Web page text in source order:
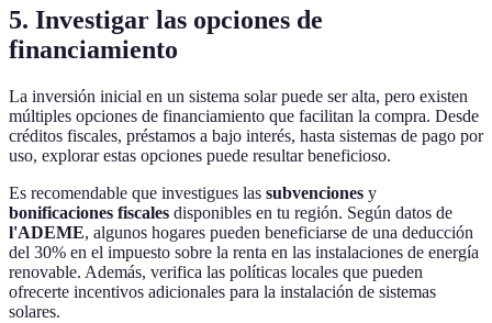
5. Investigar las opciones de
financiamiento
La inversión inicial en un sistema solar puede ser alta, pero existen
múltiples opciones de financiamiento que facilitan la compra. Desde
créditos fiscales, préstamos a bajo interés, hasta sistemas de pago por
uso, explorar estas opciones puede resultar beneficioso.
Es recomendable que investigues las subvenciones y
bonificaciones fiscales disponibles en tu región. Según datos de
l'ADEME, algunos hogares pueden beneficiarse de una deducción
del 30% en el impuesto sobre la renta en las instalaciones de energía
renovable. Además, verifica las políticas locales que pueden
ofrecerte incentivos adicionales para la instalación de sistemas
solares.